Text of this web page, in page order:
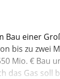
Bau einer
bis zu zwei
Mio. €
das Gas